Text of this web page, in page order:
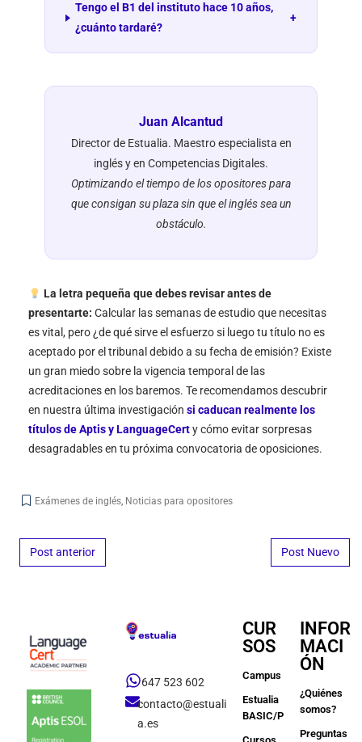
Tengo el B1 del instituto hace 10 años,
¿cuánto tardaré?
+
Juan Alcantud
Director de Estualia. Maestro especialista en
inglés y en Competencias Digitales.
Optimizando el tiempo de los opositores para
que consigan su plaza sin que el inglés sea un
obstáculo.
La letra pequeña que debes revisar antes de
presentarte: Calcular las semanas de estudio que necesitas
es vital, pero ¿de qué sirve el esfuerzo si luego tu título no es
aceptado por el tribunal debido a su fecha de emisión? Existe
un gran miedo sobre la vigencia temporal de las
acreditaciones en los baremos. Te recomendamos descubrir
en nuestra última investigación si caducan realmente los
títulos de Aptis y LanguageCerty cómo evitar sorpresas
desagradables en tu próxima convocatoria de oposiciones.
Exámenes de inglés, Noticias para opositores
Post navigation
Post anterior Post Nuevo
647 523 602
contacto@estuali
a.es
CUR
SOS
Campus
Estualia
BASIC/PREMIUM
INFOR
MACI
ÓN
¿Quiénes
somos?
Preguntas